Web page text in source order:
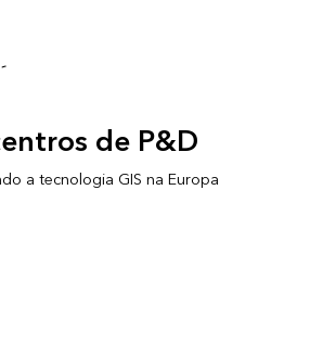
de P&D
a tecnologia GIS na Europa